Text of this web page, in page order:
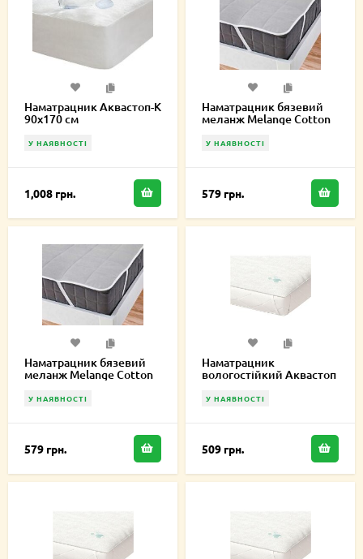
Наматрацник Аквастоп-К
90х170 см
У НАЯВНОСТІ
1,008 грн.
Наматрацник бязевий
меланж Melange Cotton
У НАЯВНОСТІ
579 грн.
Наматрацник бязевий
меланж Melange Cotton
У НАЯВНОСТІ
579 грн.
Наматрацник
вологостійкий Аквастоп
У НАЯВНОСТІ
509 грн.